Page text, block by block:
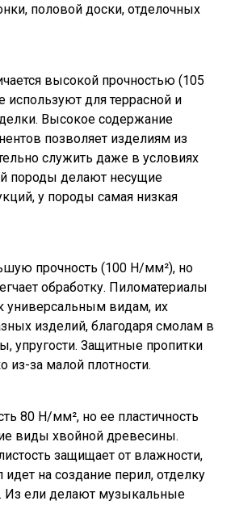
половой доски, отделочных
высокой прочностью (105
используют для террасной и
Высокое содержание
позволяет изделиям из
служить даже в условиях
породы делают несущие
у породы самая низкая
прочность (100 Н/мм²), но
обработку. Пиломатериалы
универсальным видам, их
изделий, благодаря смолам в
упругости. Защитные пропитки
из-за малой плотности.
80 Н/мм², но ее пластичность
виды хвойной древесины.
защищает от влажности,
идет на создание перил, отделку
Из ели делают музыкальные